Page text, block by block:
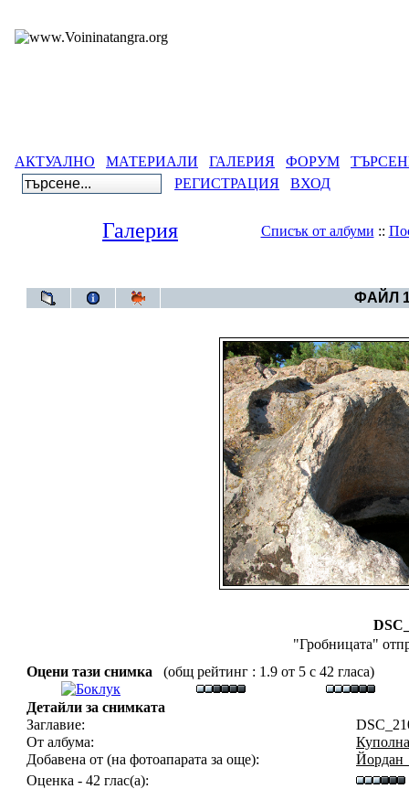
АКТУАЛНО МАТЕРИАЛИ ГАЛЕРИЯ ФОРУМ
РЕГИСТРАЦИЯ
ВХОД
Галерия Списък от албуми ::
ФАЙЛ
"Гробницата"
Оцени тази снимка
(общ рейтинг : 1.9 от 5 с 42 гласа)
Детайли за снимката
Заглавие:
От албума:
Добавена от (на фотоапарата за още):
Оценка - 42 глас(а):